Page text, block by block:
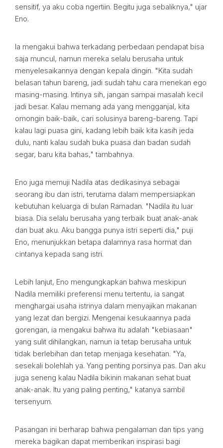
sensitif, ya aku coba ngertiin. Begitu juga sebaliknya," ujar
Eno.
Ia mengakui bahwa terkadang perbedaan pendapat bisa
saja muncul, namun mereka selalu berusaha untuk
menyelesaikannya dengan kepala dingin. "Kita sudah
belasan tahun bareng, jadi sudah tahu cara menekan ego
masing-masing. Intinya sih, jangan sampai masalah kecil
jadi besar. Kalau memang ada yang mengganjal, kita
omongin baik-baik, cari solusinya bareng-bareng. Tapi
kalau lagi puasa gini, kadang lebih baik kita kasih jeda
dulu, nanti kalau sudah buka puasa dan badan sudah
segar, baru kita bahas," tambahnya.
Eno juga memuji Nadila atas dedikasinya sebagai
seorang ibu dan istri, terutama dalam mempersiapkan
kebutuhan keluarga di bulan Ramadan. "Nadila itu luar
biasa. Dia selalu berusaha yang terbaik buat anak-anak
dan buat aku. Aku bangga punya istri seperti dia," puji
Eno, menunjukkan betapa dalamnya rasa hormat dan
cintanya kepada sang istri.
Lebih lanjut, Eno mengungkapkan bahwa meskipun
Nadila memiliki preferensi menu tertentu, ia sangat
menghargai usaha istrinya dalam menyajikan makanan
yang lezat dan bergizi. Mengenai kesukaannya pada
gorengan, ia mengakui bahwa itu adalah "kebiasaan"
yang sulit dihilangkan, namun ia tetap berusaha untuk
tidak berlebihan dan tetap menjaga kesehatan. "Ya,
sesekali bolehlah ya. Yang penting porsinya pas. Dan aku
juga seneng kalau Nadila bikinin makanan sehat buat
anak-anak. Itu yang paling penting," katanya sambil
tersenyum.
Pasangan ini berharap bahwa pengalaman dan tips yang
mereka bagikan dapat memberikan inspirasi bagi